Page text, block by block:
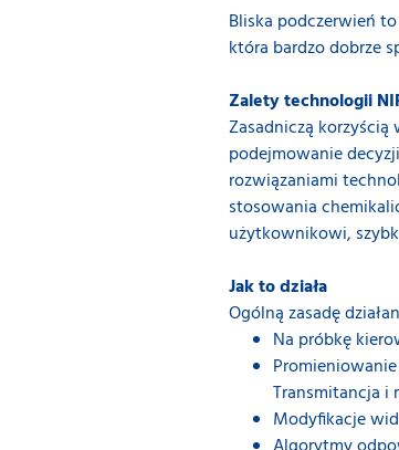
Bliska podczerwień
która bardzo dobrze
Zalety technologii
Zasadniczą
podejmowanie
rozwiązaniami
stosowania
użytkownikowi,
Jak to działa
Ogólną zasadę
Na próbkę
Transmitancja i
Modyfikacje